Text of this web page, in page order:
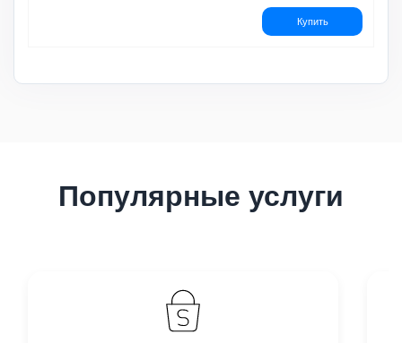
Купить
Популярные услуги